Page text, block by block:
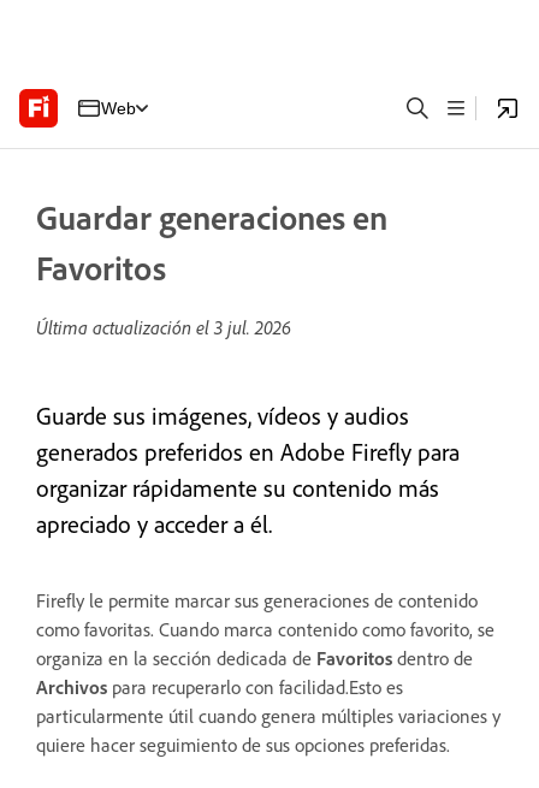
Web
Guardar generaciones en
Favoritos
Última actualización el 3 jul. 2026
Guarde sus imágenes, vídeos y audios
generados preferidos en Adobe Firefly para
organizar rápidamente su contenido más
apreciado y acceder a él.
Firefly le permite marcar sus generaciones de contenido
como favoritas. Cuando marca contenido como favorito, se
organiza en la sección dedicada de Favoritos dentro de
Archivos para recuperarlo con facilidad.Esto es
particularmente útil cuando genera múltiples variaciones y
quiere hacer seguimiento de sus opciones preferidas.